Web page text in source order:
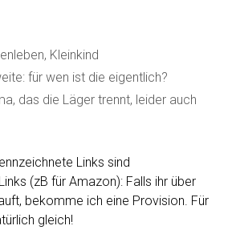
, Kleinkind
für wen ist die eigentlich?
das die Läger trennt, leider auch
Links sind
(zB für Amazon): Falls ihr über
bekomme ich eine Provision. Für
gleich!